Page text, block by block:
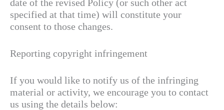
date of the revised Policy (or such other act
specified at that time) will constitute your
consent to those changes.
Reporting copyright infringement
If you would like to notify us of the infringing
material or activity, we encourage you to contact
us using the details below: